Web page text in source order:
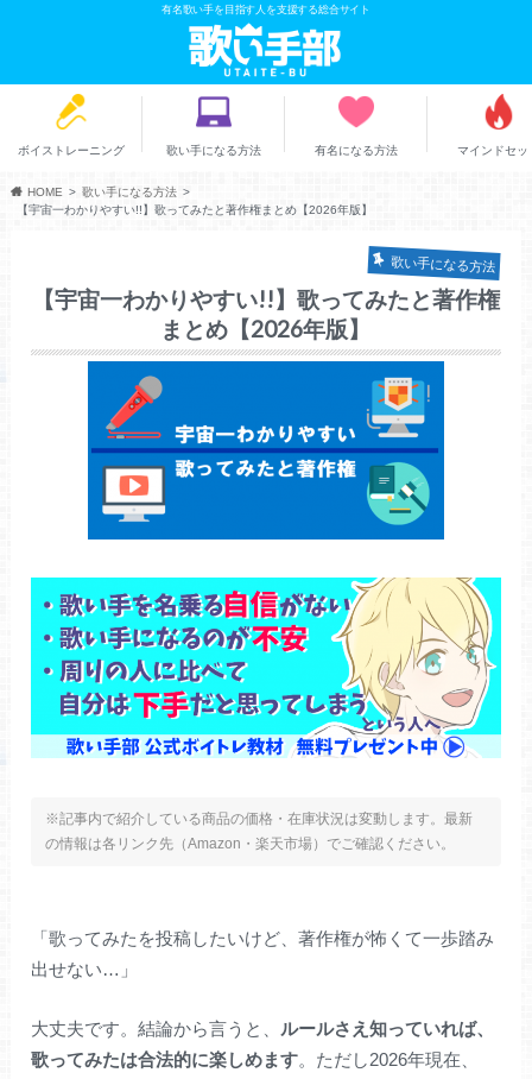
有名歌い手を目指す人を支援する総合サイト
ボイストレーニング 歌い手になる方法 有名になる方法 マインドセッ
HOME
歌い手になる方法
【宇宙一わかりやすい!!】歌ってみたと著作権まとめ【2026年版】
歌い手になる方法
【宇宙一わかりやすい!!】歌ってみたと著作権
まとめ【2026年版】
※記事内で紹介している商品の価格・在庫状況は変動します。最新
の情報は各リンク先（Amazon・楽天市場）でご確認ください。
「歌ってみたを投稿したいけど、著作権が怖くて一歩踏み
出せない…」
大丈夫です。結論から言うと、 ルールさえ知っていれば、
歌ってみたは合法的に楽しめます。ただし2026年現在、